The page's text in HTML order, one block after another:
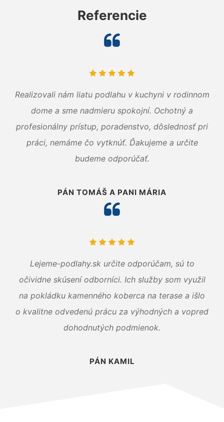
Referencie
Realizovali nám liatu podlahu v kuchyni v rodinnom
dome a sme nadmieru spokojní. Ochotný a
profesionálny prístup, poradenstvo, dôslednosť pri
práci, nemáme čo vytknúť. Ďakujeme a určite
budeme odporúčať.
PÁN TOMÁŠ A PANI MÁRIA
Lejeme-podlahy.sk určite odporúčam, sú to
očividne skúsení odborníci. Ich služby som využil
na pokládku kamenného koberca na terase a išlo
o kvalitne odvedenú prácu za výhodných a vopred
dohodnutých podmienok.
PÁN KAMIL